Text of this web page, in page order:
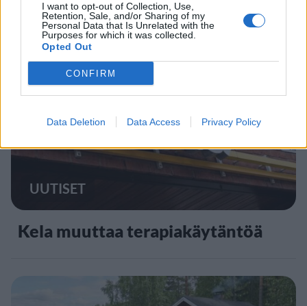
I want to opt-out of Collection, Use,
Retention, Sale, and/or Sharing of my
Personal Data that Is Unrelated with the
Purposes for which it was collected.
Opted Out
CONFIRM
Data Deletion Data Access Privacy Policy
toiminta päättyy – rahat loppuivat
5
UUTISET
Kela muuttaa terapiakäytäntöä